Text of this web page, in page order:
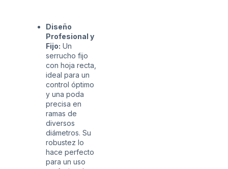
Diseño
Profesional y
Fijo: Un
serrucho fijo
con hoja recta,
ideal para un
control óptimo
y una poda
precisa en
ramas de
diversos
diámetros. Su
robustez lo
hace perfecto
para un uso